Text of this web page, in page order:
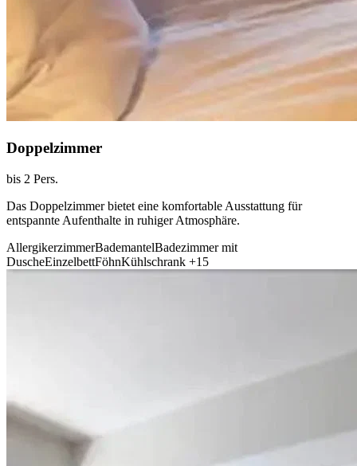
Doppelzimmer
bis 2 Pers.
Das Doppelzimmer bietet eine komfortable Ausstattung für
entspannte Aufenthalte in ruhiger Atmosphäre.
AllergikerzimmerBademantelBadezimmer mit
DuscheEinzelbettFöhnKühlschrank +15